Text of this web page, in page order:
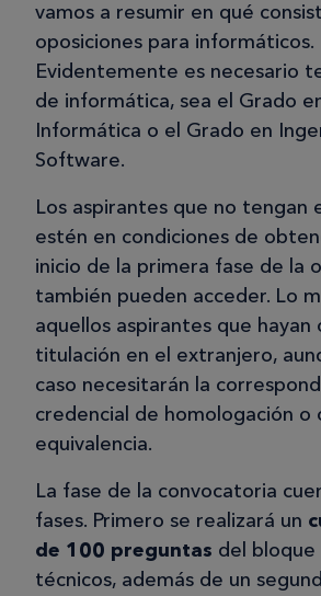
vamos a resumir en qué
oposiciones para informáticos.
Evidentemente es necesario
de informática, sea el Grado
Informática o el Grado en
Software.
Los aspirantes que no tengan
estén en condiciones de
inicio de la primera fase de la
también pueden acceder. Lo
aquellos aspirantes que hayan
titulación en el extranjero,
caso necesitarán la
credencial de homologación
equivalencia.
La fase de la convocatoria
fases. Primero se realizará un
de 100 preguntas del
técnicos, además de un